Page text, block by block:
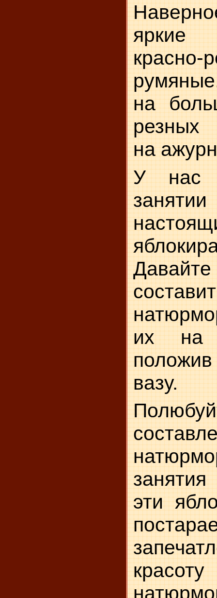
яркие
красно-
на
резных
на
У нас
их на
вазу.
эти